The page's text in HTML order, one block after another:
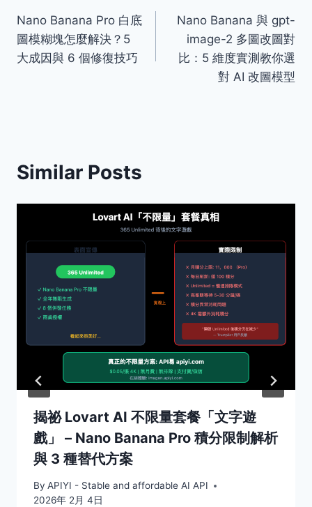
章
導
Nano Banana Pro 白底
圖模糊塊怎麼解決？5
大成因與 6 個修復技巧
Nano Banana 與 gpt-
image-2 多圖改圖對
比：5 維度實測教你選
對 AI 改圖模型
Similar Posts
揭祕 Lovart AI 不限量套餐「文字遊
戲」 – Nano Banana Pro 積分限制解析
與 3 種替代方案
By APIYI - Stable and affordable AI API
2026年 2月 4日